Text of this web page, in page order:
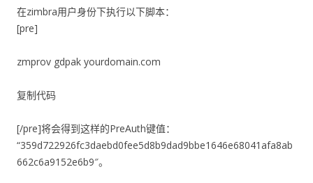
在zimbra用户身份下执行以下脚本：
[pre]
zmprov gdpak yourdomain.com
复制代码
[/pre]将会得到这样的PreAuth键值：
“359d722926fc3daebd0fee5d8b9dad9bbe1646e68041afa8ab
662c6a9152e6b9″。